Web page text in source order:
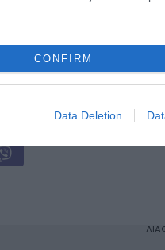
CONFIRM
Data Deletion
ανήλικη στο